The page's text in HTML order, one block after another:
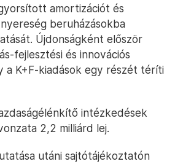
amortizációt és
beruházásokba
Újdonságként először
fejlesztési és innovációs
a K+F-kiadások egy részét téríti
intézkedések
2,2 milliárd lej.
utáni sajtótájékoztatón